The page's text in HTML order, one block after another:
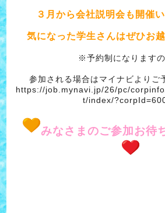
３月から会社説明会も開催
気になった学生さんはぜひお
※予約制になりますの
参加される場合はマイナビよりご
https://job.mynavi.jp/26/pc/
t/index/
みなさまのご参加お待